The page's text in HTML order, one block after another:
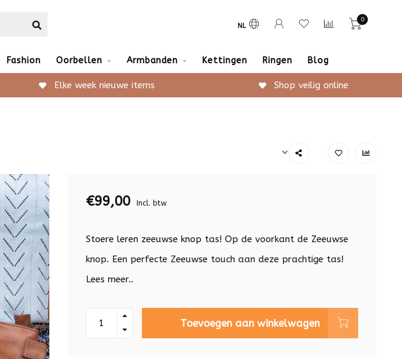
NL
0
Fashion Oorbellen Armbanden Kettingen Ringen Blog
Elke week nieuwe items Shop veilig online
€99,00 Incl. btw
Stoere leren zeeuwse knop tas! Op de voorkant de Zeeuwse
knop. Een perfecte Zeeuwse touch aan deze prachtige tas!
Lees meer..
Toevoegen aan winkelwagen